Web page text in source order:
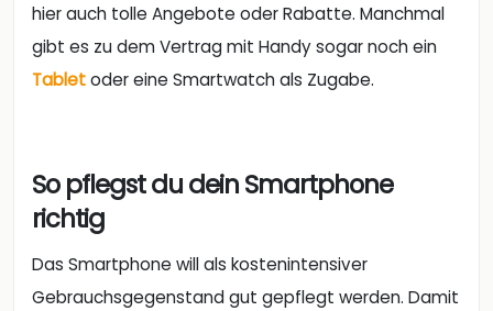
hier auch tolle Angebote oder Rabatte. Manchmal
gibt es zu dem Vertrag mit Handy sogar noch ein
Tabletoder eine Smartwatch als Zugabe.
So pflegst du dein Smartphone
richtig
Das Smartphone will als kostenintensiver
Gebrauchsgegenstand gut gepflegt werden. Damit